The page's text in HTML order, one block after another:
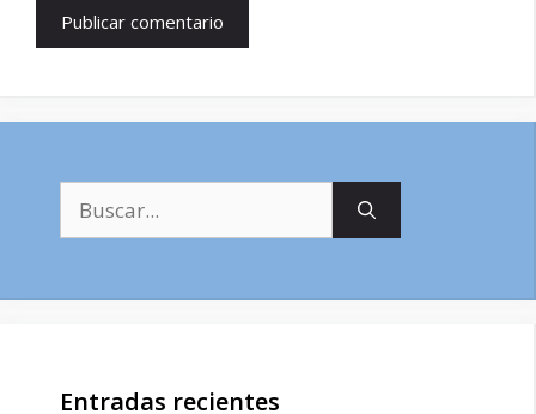
Entradas recientes